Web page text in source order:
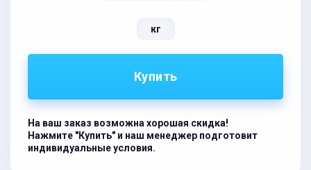
кг
Купить
На ваш заказ возможна хорошая скидка!
Нажмите "Купить" и наш менеджер подготовит
индивидуальные условия.